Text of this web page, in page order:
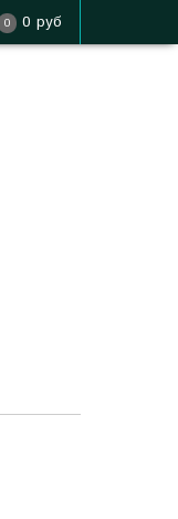
0 0 руб